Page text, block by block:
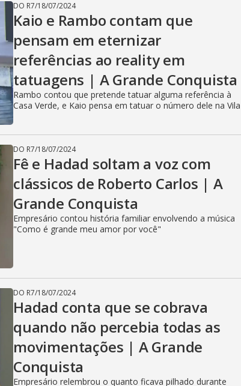
DO R7/18/07/2024
Kaio e Rambo contam que
pensam em eternizar
referências ao reality em
tatuagens | A Grande Conquista
Rambo contou que pretende tatuar alguma referência à
Casa Verde, e Kaio pensa em tatuar o número dele na Vila
DO R7/18/07/2024
Fê e Hadad soltam a voz com
clássicos de Roberto Carlos | A
Grande Conquista
Empresário contou história familiar envolvendo a música
"Como é grande meu amor por você"
DO R7/18/07/2024
Hadad conta que se cobrava
quando não percebia todas as
movimentações | A Grande
Conquista
Empresário relembrou o quanto ficava pilhado durante